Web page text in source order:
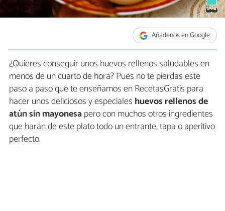
Añádenos en Google
¿Quieres conseguir unos huevos rellenos saludables en
menos de un cuarto de hora? Pues no te pierdas este
paso a paso que te enseñamos en RecetasGratis para
hacer unos deliciosos y especiales huevos rellenos de
atún sin mayonesapero con muchos otros ingredientes
que harán de este plato todo un entrante, tapa o aperitivo
perfecto.